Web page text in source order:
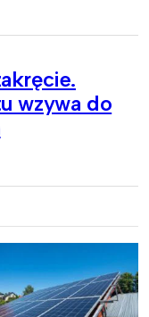
wzywa do